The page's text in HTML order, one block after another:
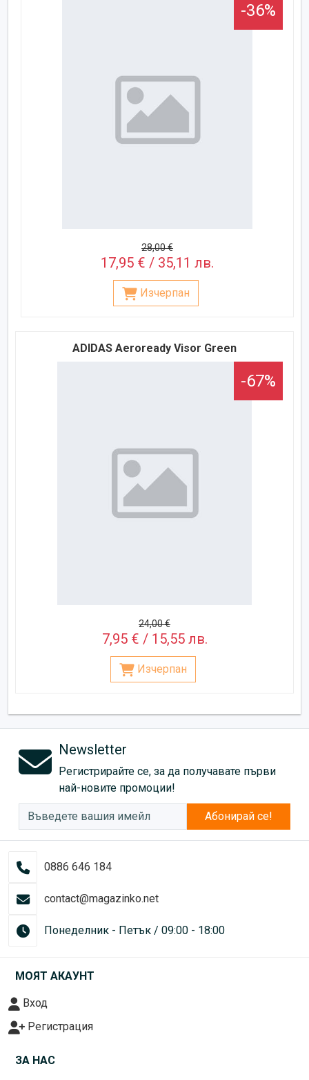
-36%
28,00 €
17,95 € / 35,11 лв.
Изчерпан
ADIDAS Aeroready Visor Green
-67%
24,00 €
7,95 € / 15,55 лв.
Изчерпан
Newsletter
Регистрирайте се, за да получавате първи
най-новите промоции!
Абонирай се!
0886 646 184
contact@magazinko.net
Понеделник - Петък / 09:00 - 18:00
МОЯТ АКАУНТ
Вход
Регистрация
ЗА НАС